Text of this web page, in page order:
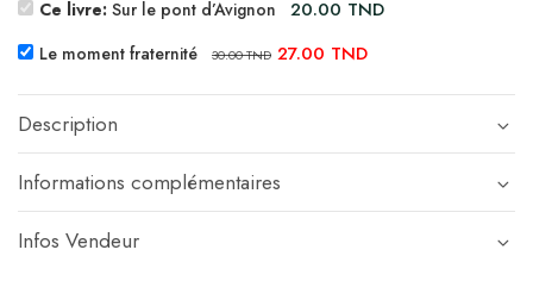
Ce livre: Sur le pont d’Avignon 20.00 TND
Le moment fraternité 30.00TND 27.00 TND
Description
Informations complémentaires
Infos Vendeur